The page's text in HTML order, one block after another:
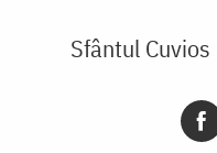
Sfântul